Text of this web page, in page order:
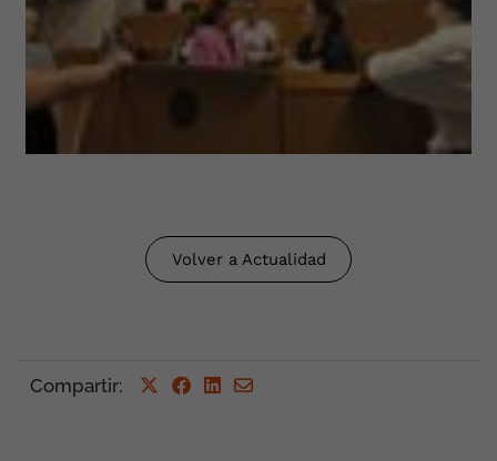
Volver a Actualidad
Compartir: